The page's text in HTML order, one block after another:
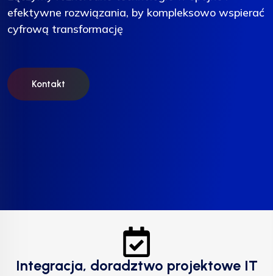
efektywne rozwiązania, by kompleksowo wspierać
cyfrową transformację
Kontakt
efektywne rozwiązania, by kompleksowo wspierać
cyfrową transformację
Kontakt
efektywne rozwiązania, by kompleksowo wspierać
cyfrową transformację
Kontakt
Integracja, doradztwo projektowe IT